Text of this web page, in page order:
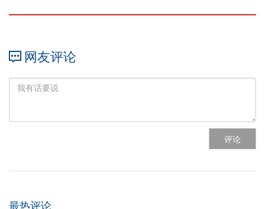
网友评论
评论
最热评论